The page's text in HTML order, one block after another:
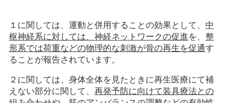
１に関しては、運動と併用することの効果として、 中
枢神経系に対しては、神経ネットワークの促進を、 整
形系では荷重などの物理的な刺激が骨の再生を促通す
ることが報告されています。
２に関しては、身体全体を見たときに再生医療にて補
えない部分に関して、 再発予防に向けて装具療法との